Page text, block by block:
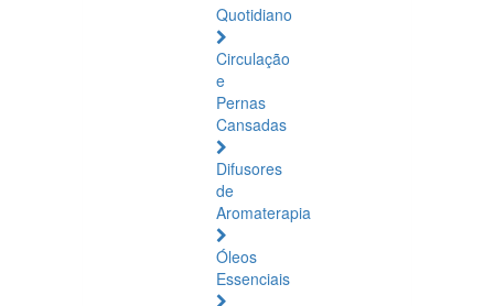
Quotidiano
Circulação
e
Pernas
Cansadas
Difusores
de
Aromaterapia
Óleos
Essenciais